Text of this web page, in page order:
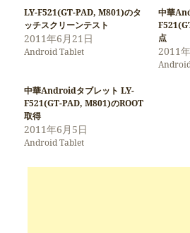
LY-F521(GT-PAD, M801)のタ
ッチスクリーンテスト
2011年6月21日
Android Tablet
中華
点
2011
中華Androidタブレット LY-
F521(GT-PAD, M801)のROOT
取得
2011年6月5日
Android Tablet